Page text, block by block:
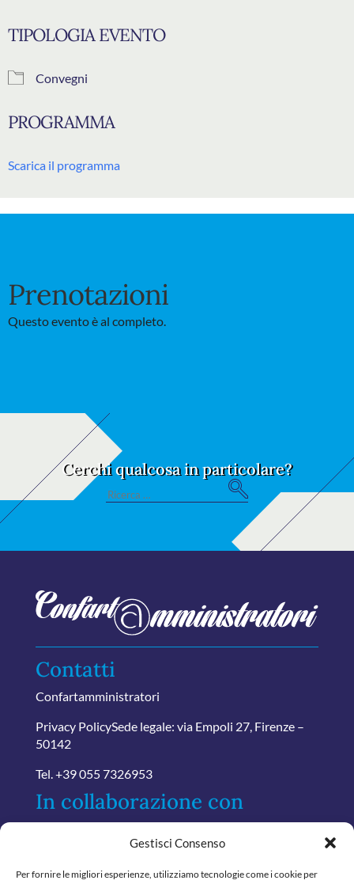
Gestisci Consenso
Per fornire le migliori esperienze, utilizziamo tecnologie come i cookie per
TIPOLOGIA EVENTO
Convegni
PROGRAMMA
Scarica il programma
Prenotazioni
Questo evento è al completo.
Cerchi qualcosa in particolare?
Search
S
e
Contatti
Confartamministratori
Privacy PolicySede legale: via Empoli 27, Firenze –
50142
Tel. +39 055 7326953
In collaborazione con